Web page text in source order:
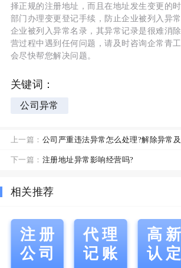
择正规的注册地址，而且在地址发生变更的
部门办理变更登记手续，防止企业被列入异
企业被列入异常名录，其异常记录是很难消
营过程中遇到任何问题，请及时咨询企常青
会尽快帮您解决问题。
关键词：
公司异常
上一篇： 公司严重违法异常怎么处理?解除异常及
下一篇： 注册地址异常影响经营吗?
相关推荐
注册
公司
代理
记账
高新
认定